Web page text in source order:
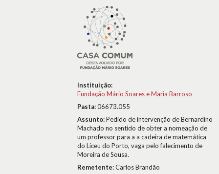
Instituição:
Fundação Mário Soares e Maria Barroso
Pasta:06673.055
Assunto:Pedido de intervenção de Bernardino
Machado no sentido de obter a nomeação de
um professor para a a cadeira de matemática
do Liceu do Porto, vaga pelo falecimento de
Moreira de Sousa.
Remetente:Carlos Brandão